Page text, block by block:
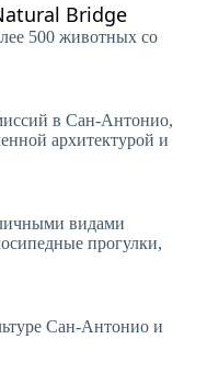
Bridge
500 животных со
в Сан-Антонио,
архитектурой и
видами
прогулки,
Сан-Антонио и